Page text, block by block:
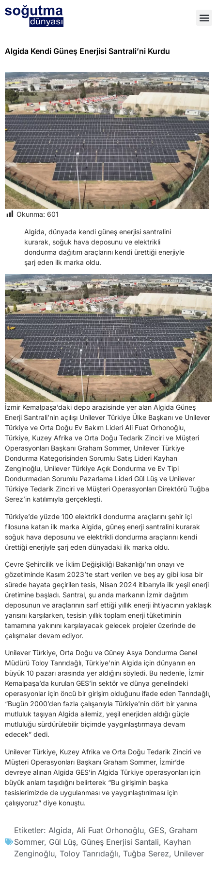
Algida Kendi Güneş Enerjisi Santrali’ni Kurdu
Okunma: 601
Algida, dünyada kendi güneş enerjisi santralini
kurarak, soğuk hava deposunu ve elektrikli
dondurma dağıtım araçlarını kendi ürettiği enerjiyle
şarj eden ilk marka oldu.
İzmir Kemalpaşa’daki depo arazisinde yer alan Algida Güneş
Enerji Santrali’nin açılışı Unilever Türkiye Ülke Başkanı ve Unilever
Türkiye ve Orta Doğu Ev Bakım Lideri Ali Fuat Orhonoğlu,
Türkiye, Kuzey Afrika ve Orta Doğu Tedarik Zinciri ve Müşteri
Operasyonları Başkanı Graham Sommer, Unilever Türkiye
Dondurma Kategorisinden Sorumlu Satış Lideri Kayhan
Zenginoğlu, Unilever Türkiye Açık Dondurma ve Ev Tipi
Dondurmadan Sorumlu Pazarlama Lideri Gül Lüş ve Unilever
Türkiye Tedarik Zinciri ve Müşteri Operasyonları Direktörü Tuğba
Serez’in katılımıyla gerçekleşti.
Türkiye’de yüzde 100 elektrikli dondurma araçlarını şehir içi
filosuna katan ilk marka Algida, güneş enerji santralini kurarak
soğuk hava deposunu ve elektrikli dondurma araçlarını kendi
ürettiği enerjiyle şarj eden dünyadaki ilk marka oldu.
Çevre Şehircilik ve İklim Değişikliği Bakanlığı’nın onayı ve
gözetiminde Kasım 2023’te start verilen ve beş ay gibi kısa bir
sürede hayata geçirilen tesis, Nisan 2024 itibarıyla ilk yeşil enerji
üretimine başladı. Santral, şu anda markanın İzmir dağıtım
deposunun ve araçlarının sarf ettiği yıllık enerji ihtiyacının yaklaşık
yarısını karşılarken, tesisin yıllık toplam enerji tüketiminin
tamamına yakınını karşılayacak gelecek projeler üzerinde de
çalışmalar devam ediyor.
Unilever Türkiye, Orta Doğu ve Güney Asya Dondurma Genel
Müdürü Toloy Tanrıdağlı, Türkiye’nin Algida için dünyanın en
büyük 10 pazarı arasında yer aldığını söyledi. Bu nedenle, İzmir
Kemalpaşa’da kurulan GES’in sektör ve dünya genelindeki
operasyonlar için öncü bir girişim olduğunu ifade eden Tanrıdağlı,
“Bugün 2000’den fazla çalışanıyla Türkiye’nin dört bir yanına
mutluluk taşıyan Algida ailemiz, yeşil enerjiden aldığı güçle
mutluluğu sürdürülebilir biçimde yaygınlaştırmaya devam
edecek” dedi.
Unilever Türkiye, Kuzey Afrika ve Orta Doğu Tedarik Zinciri ve
Müşteri Operasyonları Başkanı Graham Sommer, İzmir’de
devreye alınan Algida GES’in Algida Türkiye operasyonları için
büyük anlam taşıdığnı belirterek “Bu girişimin başka
tesislerimizde de uygulanması ve yaygınlaştırılması için
çalışıyoruz” diye konuştu.
Etiketler: Algida, Ali Fuat Orhonoğlu, GES, Graham
Sommer, Gül Lüş, Güneş Enerjisi Santali, Kayhan
Zenginoğlu, Toloy Tanrıdağlı, Tuğba Serez, Unilever